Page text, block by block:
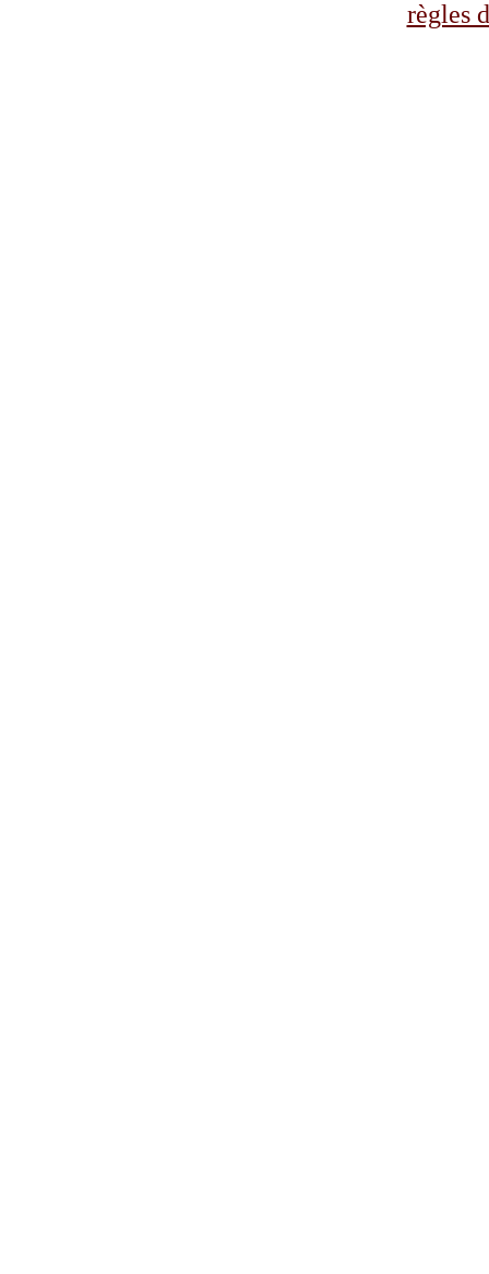
règles